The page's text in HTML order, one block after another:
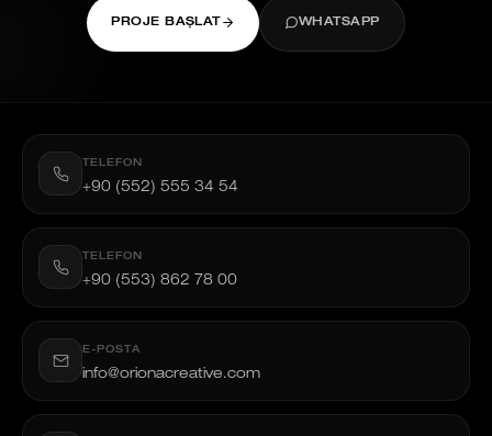
PROJE BAŞLAT WHATSAPP
TELEFON
+90 (552) 555 34 54
TELEFON
+90 (553) 862 78 00
E-POSTA
info@orionacreative.com